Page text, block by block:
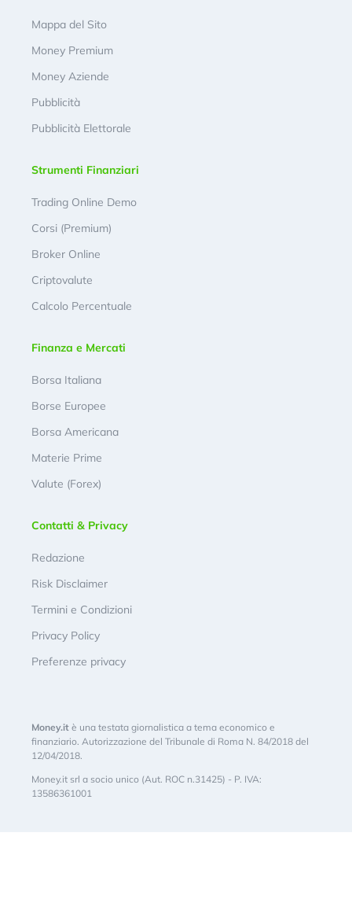
Mappa del Sito
Money Premium
Money Aziende
Pubblicità
Pubblicità Elettorale
Strumenti Finanziari
Trading Online Demo
Corsi (Premium)
Broker Online
Criptovalute
Calcolo Percentuale
Finanza e Mercati
Borsa Italiana
Borse Europee
Borsa Americana
Materie Prime
Valute (Forex)
Contatti & Privacy
Redazione
Risk Disclaimer
Termini e Condizioni
Privacy Policy
Preferenze privacy
Money.it è una testata giornalistica a tema economico e
finanziario. Autorizzazione del Tribunale di Roma N. 84/2018 del
12/04/2018.
Money.it srl a socio unico (Aut. ROC n.31425) - P. IVA:
13586361001